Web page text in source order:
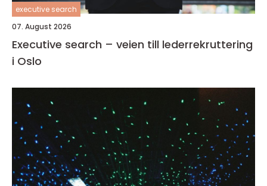
executive search
07. August 2026
Executive search – veien till lederrekruttering
i Oslo